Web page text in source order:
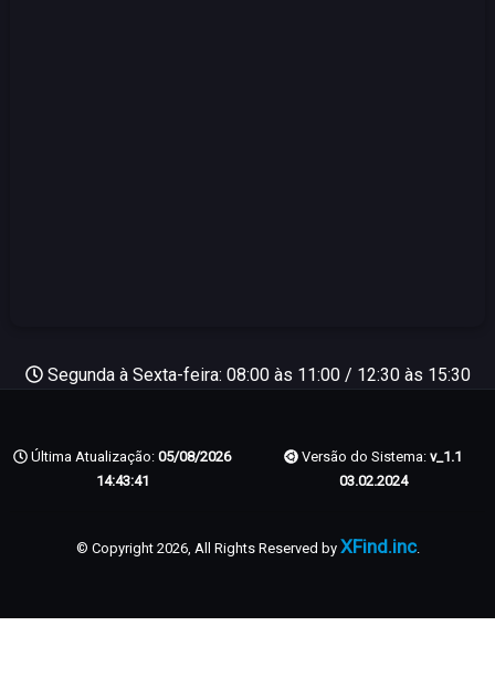
Segunda à Sexta-feira: 08:00 às 11:00 / 12:30 às 15:30
Última Atualização: 05/08/2026
14:43:41
Versão do Sistema: v_1.1
03.02.2024
© Copyright 2026, All Rights Reserved by XFind.inc.